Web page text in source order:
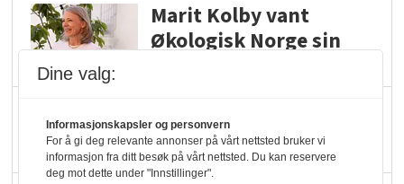
Marit Kolby vant
Økologisk Norge sin
økologisk i butikkhylla
Dine valg:
Informasjonskapsler og personvern
For å gi deg relevante annonser på vårt nettsted bruker vi
informasjon fra ditt besøk på vårt nettsted. Du kan reservere
deg mot dette under "Innstillinger".